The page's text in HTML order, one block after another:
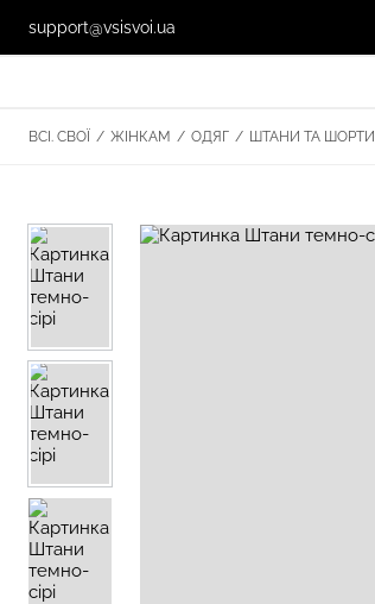
support@vsisvoi.ua
ВСІ. СВОЇ / ЖІНКАМ / ОДЯГ / ШТАНИ ТА ШОРТИ